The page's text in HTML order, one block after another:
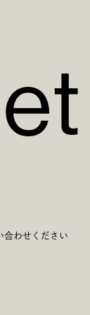
t
t
合わせください